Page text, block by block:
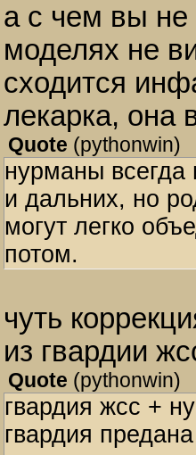
а с чем вы не
моделях не
сходится
лекарка, она
Quote (pythonwin)
нурманы всегда
и дальних, но
могут легко
потом.
чуть
из гвардии
Quote (pythonwin)
гвардия жсс +
гвардия